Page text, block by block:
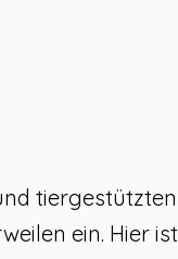
tiergestützten
ein. Hier ist